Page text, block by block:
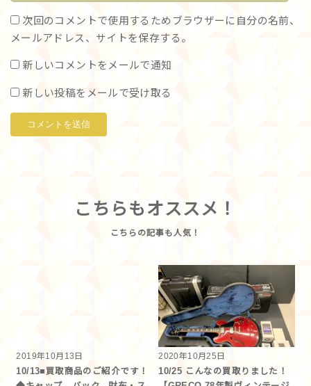
次回のコメントで使用するためブラウザーに自分の名前、
メールアドレス、サイトを保存する。
新しいコメントをメールで通知
新しい投稿をメールで受け取る
こちらもオススメ！
2019年10月13日
10/13■買取商品のご紹介です！
2020年10月25日
10/25 こんなの買取りました！